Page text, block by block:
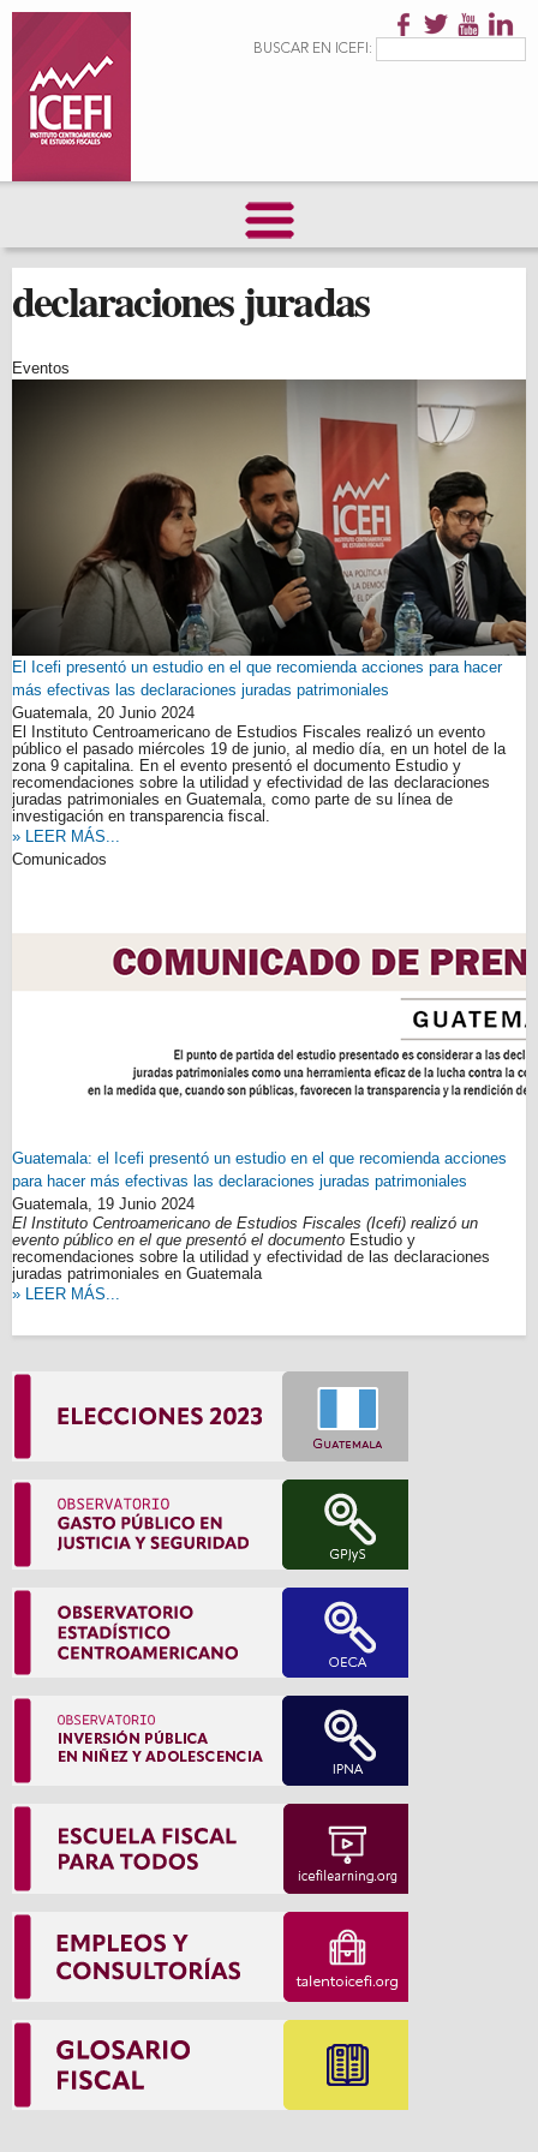
principalFormulario de
BUSCAR EN ICEFI:
declaraciones juradas
Eventos
El Icefi presentó un estudio en el que recomienda acciones para hacer
más efectivas las declaraciones juradas patrimoniales
Guatemala, 20 Junio 2024
El Instituto Centroamericano de Estudios Fiscales realizó un evento
público el pasado miércoles 19 de junio, al medio día, en un hotel de la
zona 9 capitalina. En el evento presentó el documento Estudio y
recomendaciones sobre la utilidad y efectividad de las declaraciones
juradas patrimoniales en Guatemala, como parte de su línea de
investigación en transparencia fiscal.
» LEER MÁS...
Comunicados
Guatemala: el Icefi presentó un estudio en el que recomienda acciones
para hacer más efectivas las declaraciones juradas patrimoniales
Guatemala, 19 Junio 2024
El Instituto Centroamericano de Estudios Fiscales (Icefi) realizó un
evento público en el que presentó el documento Estudio y
recomendaciones sobre la utilidad y efectividad de las declaraciones
juradas patrimoniales en Guatemala
» LEER MÁS...